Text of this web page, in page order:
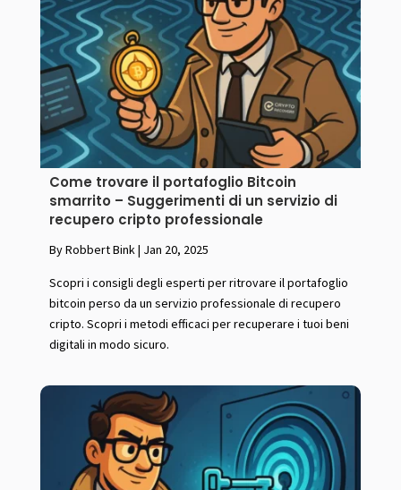
Come trovare il portafoglio Bitcoin
smarrito – Suggerimenti di un servizio di
recupero cripto professionale
By Robbert Bink| Jan 20, 2025
Scopri i consigli degli esperti per ritrovare il portafoglio
bitcoin perso da un servizio professionale di recupero
cripto. Scopri i metodi efficaci per recuperare i tuoi beni
digitali in modo sicuro.